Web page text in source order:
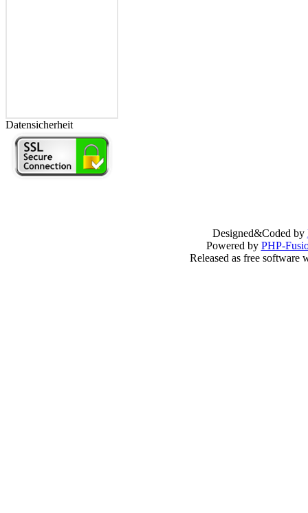
Datensicherheit
Designed&Coded by
Powered by PHP-
Released as free